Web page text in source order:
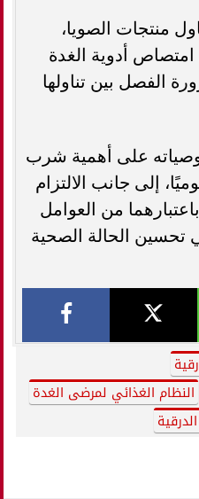
منتجات الصويا،
أدوية الغدة
الفصل بين تناولها
على أهمية شرب
إلى جانب الالتزام
من العوامل
تحسين الحالة الصحية
النظام الغذائي لمرضى الغدة